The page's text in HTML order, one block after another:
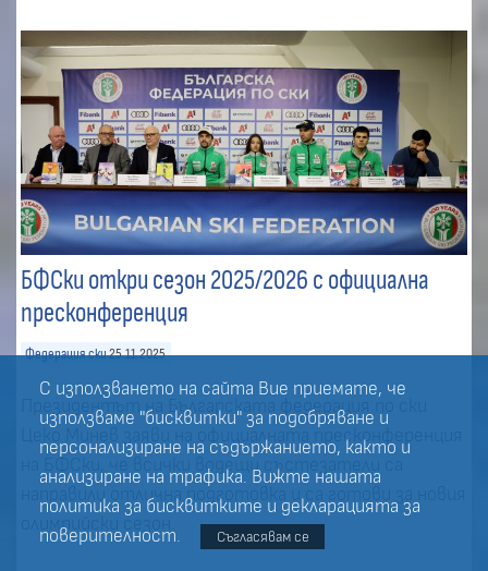
С използването на сайта Вие приемате, че
използваме "бисквитки" за подобряване и
персонализиране на съдържанието, както и
анализиране на трафика. Вижте нашата
политика за бисквитките и декларацията за
поверителност. Съгласявам се
БФСки откри сезон 2025/2026 с официална
пресконференция
Федерация ски25.11.2025
Президентът на Българската федерация по ски
Цеко Минев заяви на официалната пресконференция
на БФСки, че всички водещи състезатели са
направили отлична подготовка и са готови за новия
олимпийски сезон.